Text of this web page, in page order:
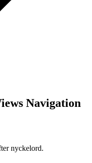
Navigation
nyckelord.